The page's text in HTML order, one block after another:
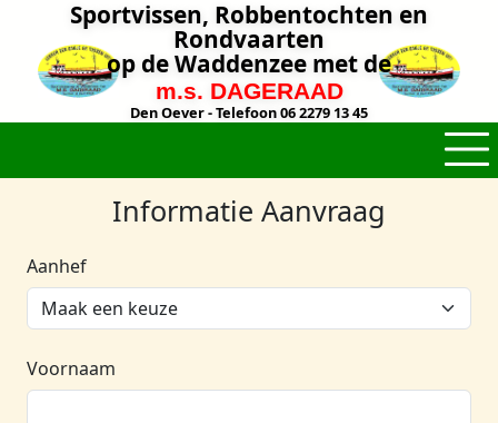
Sportvissen, Robbentochten en
Rondvaarten
op de Waddenzee met de
m.s. DAGERAAD
Den Oever - Telefoon 06 2279 13 45
Informatie Aanvraag
Aanhef
Voornaam